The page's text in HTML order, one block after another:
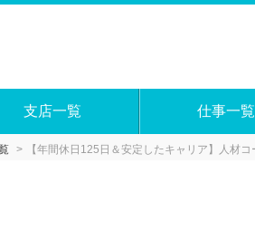
支店一覧 仕事一覧
【年間休日125日＆安定したキャリア】人材